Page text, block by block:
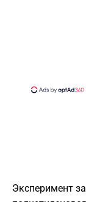
Эксперимент